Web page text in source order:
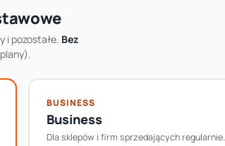
i pozostałe. Bez
BUSINESS
Business
Dla sklepów i firm sprzedających regularnie.